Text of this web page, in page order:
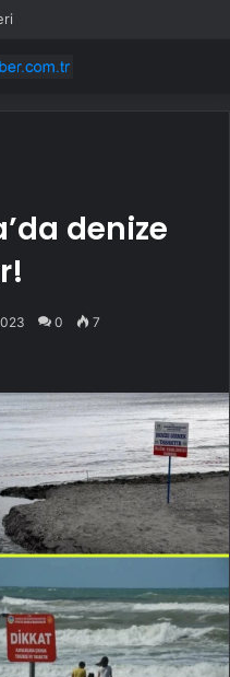
denize
0 7